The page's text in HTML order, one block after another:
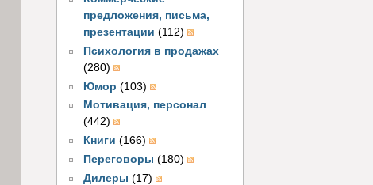
предложения, письма,
презентации (112)
Психология в продажах
(280)
Юмор (103)
Мотивация, персонал
(442)
Книги (166)
Переговоры (180)
Дилеры (17)